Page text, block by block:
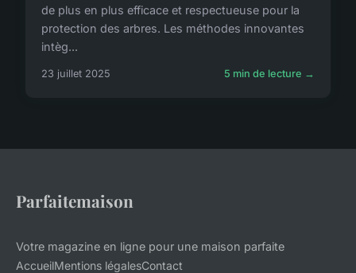
de plus en plus efficace et respectueuse pour la
protection des arbres. Les méthodes innovantes
intèg...
23 juillet 2025 5 min de lecture →
Parfaitemaison
Votre magazine en ligne pour une maison parfaite
AccueilMentions légalesContact